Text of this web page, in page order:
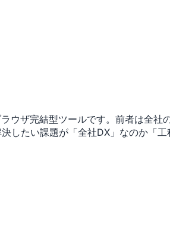
ウザ完結型ツールです。前者は全社
したい課題が「全社DX」なのか「